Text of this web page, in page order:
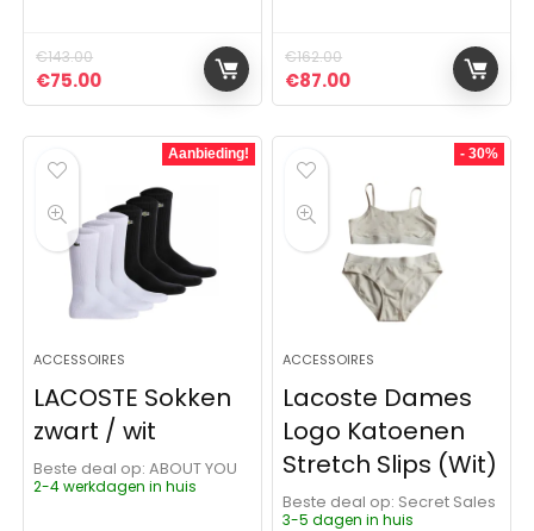
€143.00
Oorspronkelijke prijs was: €143.00.
€75.00Huidige prijs is: €75.00.
€162.00
Oorspronkelijke prijs was:
€87.00Huidige prijs is:
Aanbieding!
ACCESSOIRES
LACOSTE Sokken
zwart / wit
Beste deal op:
ABOUT YOU
2-4 werkdagen in huis
- 30%
ACCESSOIRES
Lacoste Dames
Logo Katoenen
Stretch Slips (Wit)
Beste deal op:
Secret Sales
3-5 dagen in huis